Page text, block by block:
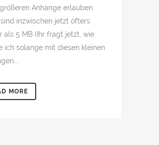
Anhänge erlauben.
sind inzwischen jetzt öfters
als 5 MB (Ihr fragt jetzt, wie
ich solange mit diesen kleinen
MORE